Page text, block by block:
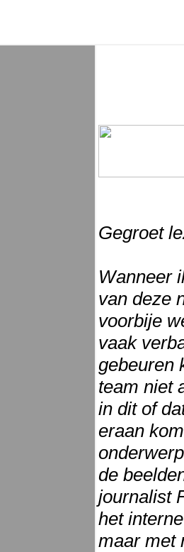
Gegroet
Wanneer
van deze
voorbije
vaak
gebeuren
team niet
in dit of
eraan
de
journalist
het
maar met